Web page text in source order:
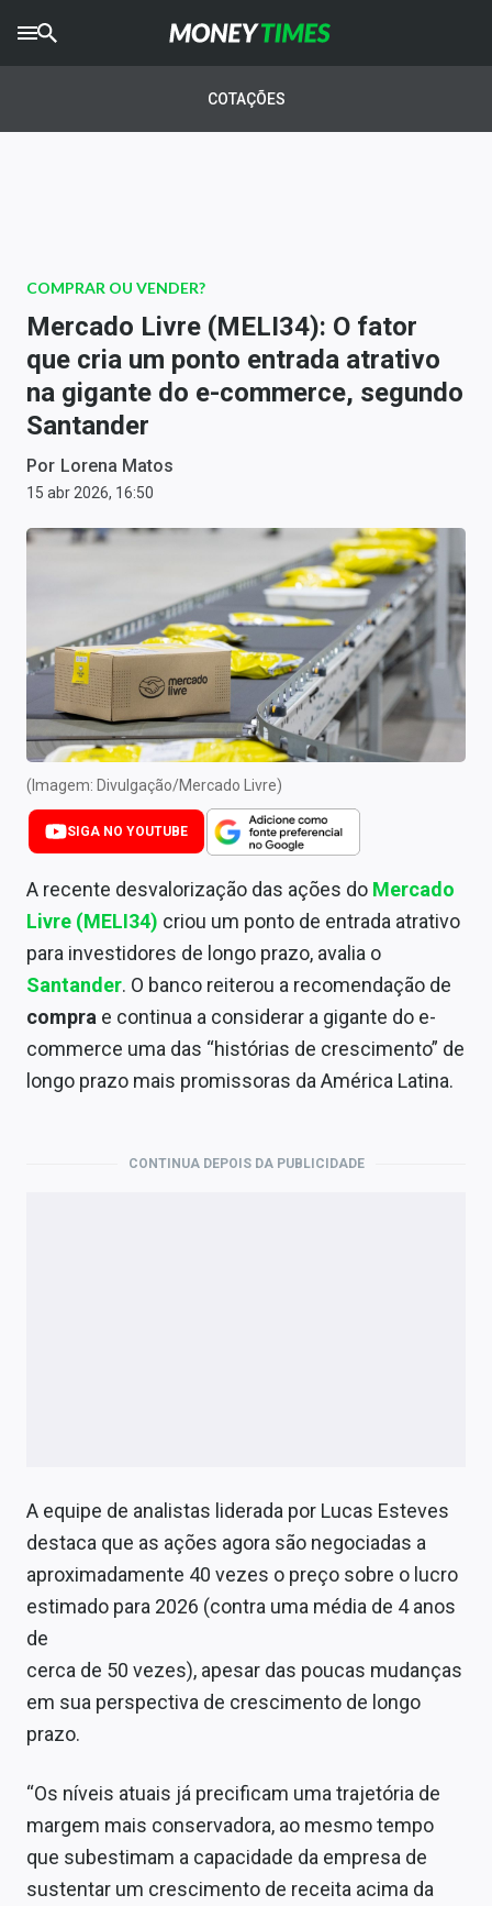
AGROTIMES
Newsletters
Money Trader
Anuncie
Últimas Notícias
Comprar ou vender?
Carteiras Recomendadas
Central de Dividendos
Central de Fundos Imobiliários
Central dos IPOs
Renda Fixa
Finanças Pessoais
Mercados
Economia
Empresas
Brasil
Expediente
Contato
COTAÇÕES
COMPRAR OU VENDER?
Mercado Livre (MELI34): O fator
que cria um ponto entrada atrativo
na gigante do e-commerce, segundo
Santander
Por Lorena Matos
15 abr 2026, 16:50
(Imagem: Divulgação/Mercado Livre)
SIGA NO YOUTUBE
A recente desvalorização das ações do Mercado
Livre (MELI34) criou um ponto de entrada atrativo
para investidores de longo prazo, avalia o
Santander. O banco reiterou a recomendação de
compra e continua a considerar a gigante do e-
commerce uma das “histórias de crescimento” de
longo prazo mais promissoras da América Latina.
CONTINUA DEPOIS DA PUBLICIDADE
A equipe de analistas liderada por Lucas Esteves
destaca que as ações agora são negociadas a
aproximadamente 40 vezes o preço sobre o lucro
estimado para 2026 (contra uma média de 4 anos
de
cerca de 50 vezes), apesar das poucas mudanças
em sua perspectiva de crescimento de longo
prazo.
“Os níveis atuais já precificam uma trajetória de
margem mais conservadora, ao mesmo tempo
que subestimam a capacidade da empresa de
sustentar um crescimento de receita acima da